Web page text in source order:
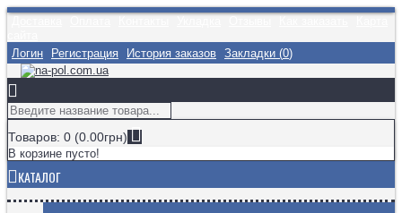
Логин
Регистрация История заказов Закладки (0)
Товаров: 0 (0.00грн)
В корзине пусто!
КАТАЛОГ